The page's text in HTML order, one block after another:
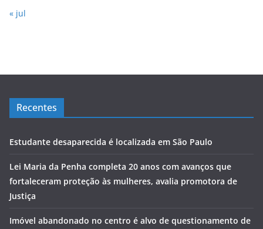
« jul
Recentes
Estudante desaparecida é localizada em São Paulo
Lei Maria da Penha completa 20 anos com avanços que
fortaleceram proteção às mulheres, avalia promotora de
Justiça
Imóvel abandonado no centro é alvo de questionamento de